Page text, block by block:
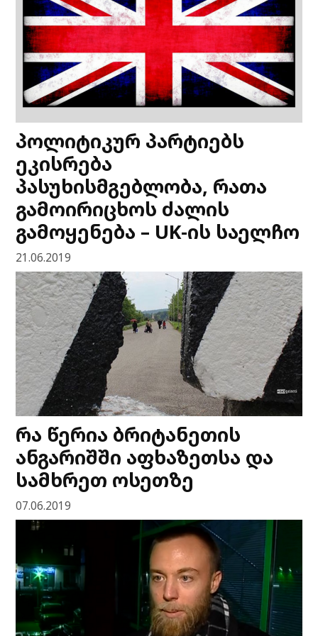
პოლიტიკურ პარტიებს
ეკისრება
პასუხისმგებლობა, რათა
გამოირიცხოს ძალის
გამოყენება – UK-ის საელჩო
21.06.2019
რა წერია ბრიტანეთის
ანგარიშში აფხაზეთსა და
სამხრეთ ოსეთზე
07.06.2019